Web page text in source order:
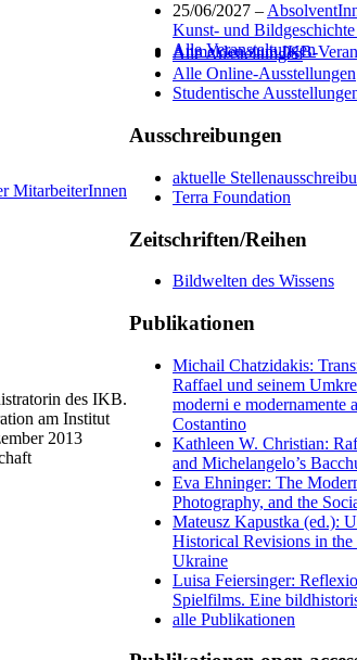
MitarbeiterInnen
des IKB.
am Institut
2013
25/06/2027 –
Kunst- und
Alle Veranstaltungen
Anmelden zum IKB-
Alle Ausstellungen
Alle Online-Ausstellungen
Studentische
Ausschreibungen
aktuelle
Terra Foundation
Zeitschriften/Reihen
Bildwelten des Wissens
Publikationen
Michail Chatzidakis:
Raffael und seinem
moderni e modernamente
Costantino
Kathleen W. Christian:
and Michelangelo’s
Eva Ehninger: The
Photography, and the
Mateusz Kapustka (ed.):
Historical Revisions in
Ukraine
Luisa Feiersinger:
Spielfilms. Eine
alle Publikationen